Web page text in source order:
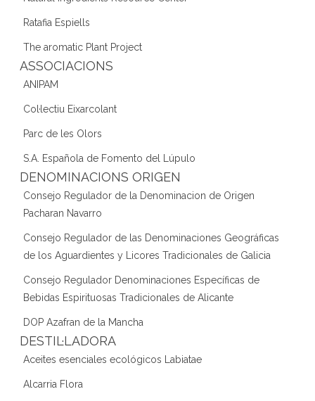
Ratafia Espiells
The aromatic Plant Project
ASSOCIACIONS
ANIPAM
Col·lectiu Eixarcolant
Parc de les Olors
S.A. Española de Fomento del Lúpulo
DENOMINACIONS ORIGEN
Consejo Regulador de la Denominacion de Origen
Pacharan Navarro
Consejo Regulador de las Denominaciones Geográficas
de los Aguardientes y Licores Tradicionales de Galicia
Consejo Regulador Denominaciones Específicas de
Bebidas Espirituosas Tradicionales de Alicante
DOP Azafran de la Mancha
DESTIL·LADORA
Aceites esenciales ecológicos Labiatae
Alcarria Flora